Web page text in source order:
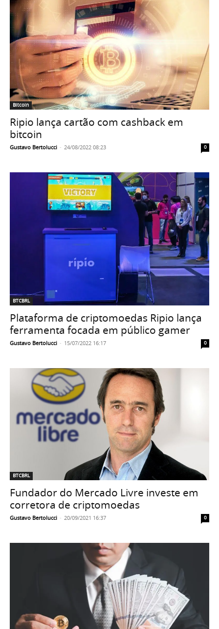
Bitcoin
Ripio lança cartão com cashback em
bitcoin
Gustavo Bertolucci - 24/08/2022 08:23 0
BTCBRL
Plataforma de criptomoedas Ripio lança
ferramenta focada em público gamer
Gustavo Bertolucci - 15/07/2022 16:17 0
BTCBRL
Fundador do Mercado Livre investe em
corretora de criptomoedas
Gustavo Bertolucci - 20/09/2021 16:37 0